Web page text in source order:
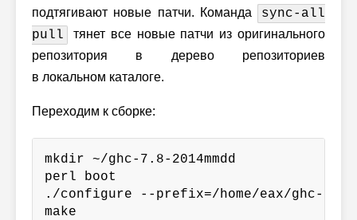
подтягивают новые патчи. Команда
sync-all
pull
тянет все новые патчи из оригинального
репозитория в дерево репозиториев
в локальном каталоге.
Переходим к сборке:
mkdir ~/ghc-7.8-2014mmdd
perl boot
./configure --prefix=/home/eax/ghc-7.8-
make